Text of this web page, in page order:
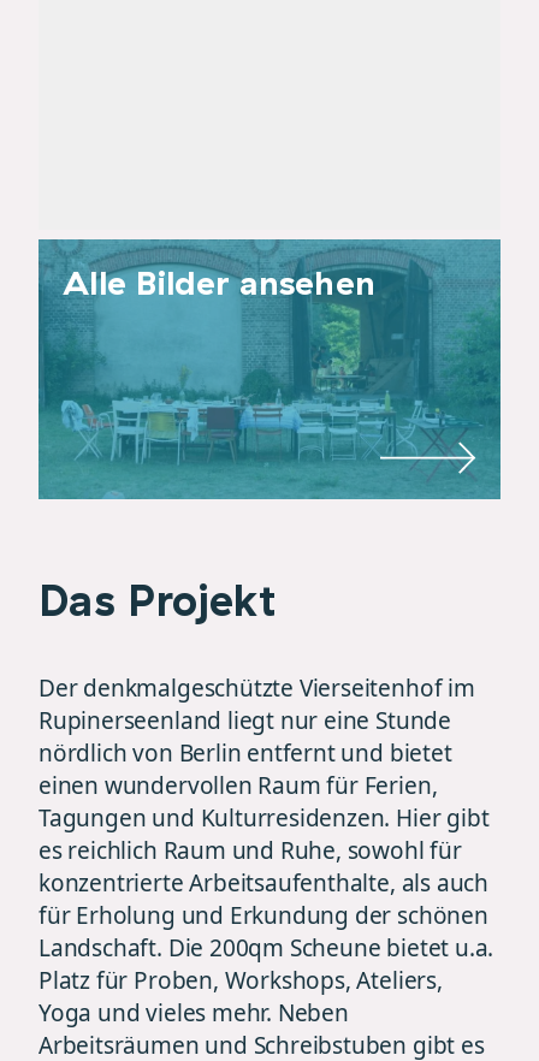
Alle Bilder ansehen
Das Projekt
Der denkmalgeschützte Vierseitenhof im
Rupinerseenland liegt nur eine Stunde
nördlich von Berlin entfernt und bietet
einen wundervollen Raum für Ferien,
Tagungen und Kulturresidenzen. Hier gibt
es reichlich Raum und Ruhe, sowohl für
konzentrierte Arbeitsaufenthalte, als auch
für Erholung und Erkundung der schönen
Landschaft. Die 200qm Scheune bietet u.a.
Platz für Proben, Workshops, Ateliers,
Yoga und vieles mehr. Neben
Arbeitsräumen und Schreibstuben gibt es